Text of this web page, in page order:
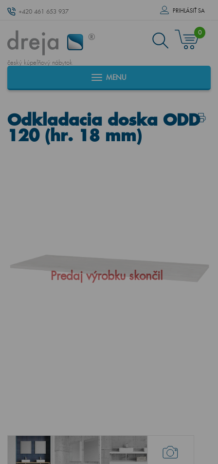
+420 461 653 937 PRIHLÁSIŤ SA
český kúpeľňový nábytok
0
MENU
Odkladacia doska ODD
120 (hr. 18 mm)
Predaj výrobku skončil